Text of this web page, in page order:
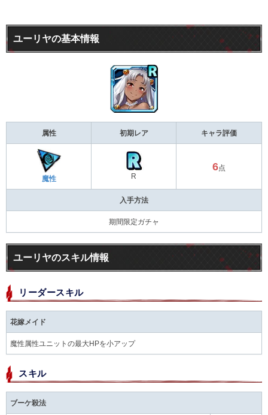
ユーリヤの基本情報
属性 初期レア キャラ評価
魔性 R
6点
入手方法
期間限定ガチャ
ユーリヤのスキル情報
リーダースキル
花嫁メイド
魔性属性ユニットの最大HPを小アップ
スキル
ブーケ殺法